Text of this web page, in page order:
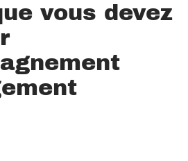
vous devez